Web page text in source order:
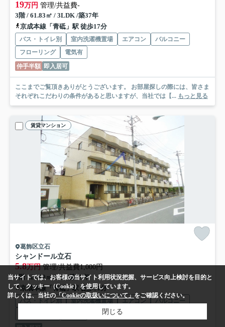
19万円 管理/共益費-
3階 / 61.83㎡ / 3LDK /築37年
京成本線「青砥」駅 徒歩17分
バス・トイレ別 室内洗濯機置場 エアコン
バルコニー
フローリング
電気有
仲手半額 即入居可
ここまでご覧頂きありがとうございます。 お部屋探しの際には、皆さま
それぞれこだわりの条件があると思いますが、当社では【... もっと見る
賃貸マンション
葛飾区立石
シャンドール立石
5.8万円管理/共益費1,000円
1階 / 22.00㎡ / 1K /築35年
京成本線「青砥」駅 徒歩11分
バス・トイレ別 室内洗濯機置場 エアコン
バルコニー
当サイトでは、お客様の当サイト利用状況把握、サービス向上検討を目的と
して、クッキー（Cookie）を使用しています。
詳しくは、当社の「Cookieの取扱いについて」をご確認ください。
閉じる